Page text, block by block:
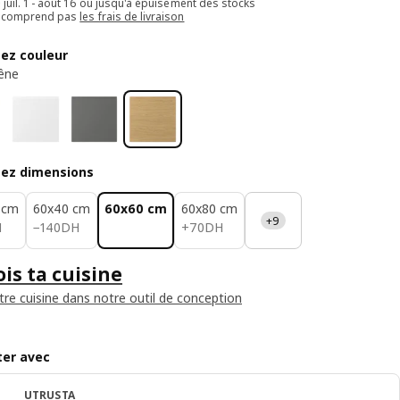
juil. 1 - août 16 ou jusqu'à épuisement des stocks
comprend pasles frais de livraison
couleur
dimensions
60x40 cm
−140DH
140DH
60x60 cm
60x80 cm
+70DH
70DH +9
ta cuisine
cuisine dans notre outil de conception
avec
UTRUSTA